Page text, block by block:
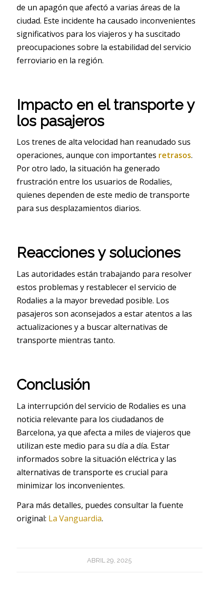
de un apagón que afectó a varias áreas de la
ciudad. Este incidente ha causado inconvenientes
significativos para los viajeros y ha suscitado
preocupaciones sobre la estabilidad del servicio
ferroviario en la región.
Impacto en el transporte y
los pasajeros
Los trenes de alta velocidad han reanudado sus
operaciones, aunque con importantes retrasos.
Por otro lado, la situación ha generado
frustración entre los usuarios de Rodalies,
quienes dependen de este medio de transporte
para sus desplazamientos diarios.
Reacciones y soluciones
Las autoridades están trabajando para resolver
estos problemas y restablecer el servicio de
Rodalies a la mayor brevedad posible. Los
pasajeros son aconsejados a estar atentos a las
actualizaciones y a buscar alternativas de
transporte mientras tanto.
Conclusión
La interrupción del servicio de Rodalies es una
noticia relevante para los ciudadanos de
Barcelona, ya que afecta a miles de viajeros que
utilizan este medio para su día a día. Estar
informados sobre la situación eléctrica y las
alternativas de transporte es crucial para
minimizar los inconvenientes.
Para más detalles, puedes consultar la fuente
original: La Vanguardia.
ABRIL 29, 2025